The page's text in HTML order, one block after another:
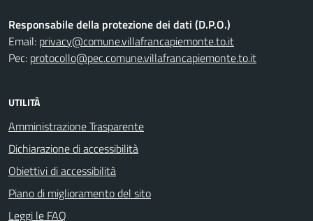
Responsabile della protezione dei dati (D.P.O.)
Email: privacy@comune.villafrancapiemonte.to.it
Pec: protocollo@pec.comune.villafrancapiemonte.to.it
UTILITÀ
Amministrazione Trasparente
Dichiarazione di accessibilità
Obiettivi di accessibilità
Piano di miglioramento del sito
Leggi le FAQ